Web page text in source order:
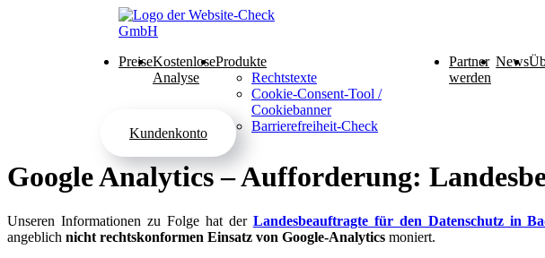
PreiseKostenlose
Analyse
Produkte
Rechtstexte
Cookie-Consent-Tool /
Cookiebanner
Barrierefreiheit-Check
Partner
werden
News
Kundenkonto
Google Analytics – Aufforderung:
Unseren Informationen zu Folge hat der Landesbeauftragte für den Datenschutz in
angeblich nicht rechtskonformen Einsatz von Google-Analytics moniert.